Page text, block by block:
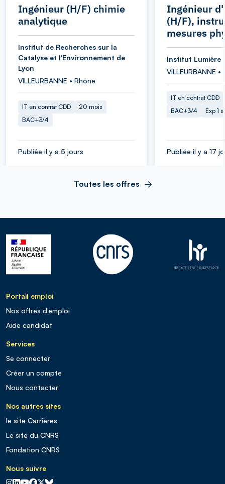
Ingénieur (H/F) chimie
analytique
Institut de Recherches sur la
Catalyse et l'Environnement de
Lyon
VILLEURBANNE • Rhône
IT en contrat CDD
20 mois
BAC+3/4
Publiée il y a 5 jours
Ingénieur
(H/F),
mesures
Institut Lumière
VILLEURBANNE •
IT en contrat CDD
BAC+3/4
Exp 1
Publiée il y a 17
Toutes les offres
Portail emploi
Nos offres d’emploi
Aide candidat
Services
Se connecter
Créer un compte
Nous contacter
Nos autres sites
le site Carrières
Le site du CNRS
Fondation CNRS
Nous suivre
CNRS sur Instagram
CNRS sur Linkedin
CNRS sur Youtube
CNRS sur Facebook
CNRS sur X
CNRS sur Blus sky